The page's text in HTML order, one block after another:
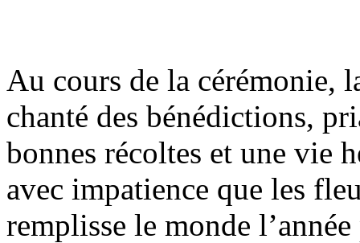
Au cours de la cérémonie,
chanté des bénédictions,
bonnes récoltes et une vie
avec impatience que les
remplisse le monde